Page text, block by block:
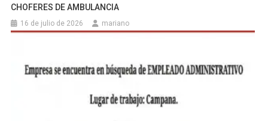
CHOFERES DE AMBULANCIA
16 de julio de 2026 mariano